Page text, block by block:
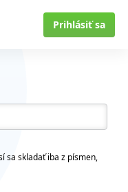
Prihlásiť sa
sa skladať iba z písmen,